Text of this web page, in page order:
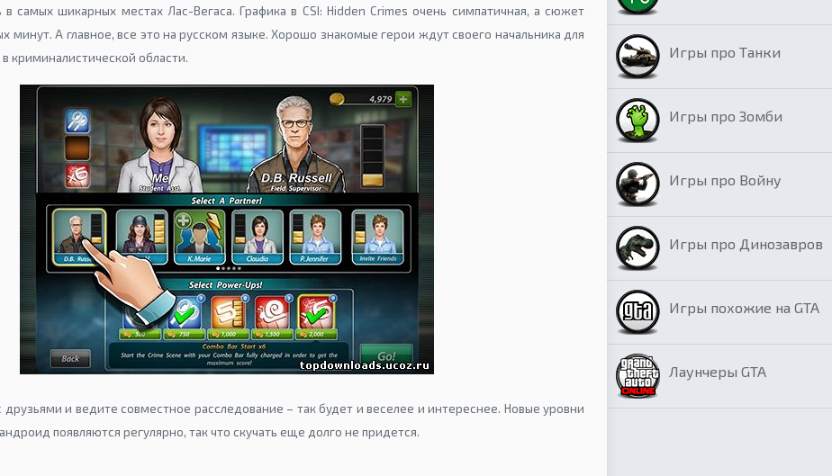
самых шикарных местах Лас-Вегаса. Графика в CSI: Hidden Crimes очень симпатичная, а сюжет
минут. А главное, все это на русском языке. Хорошо знакомые герои ждут своего начальника для
криминалистической области.
и ведите совместное расследование – так будет и веселее и интереснее. Новые уровни
появляются регулярно, так что скучать еще долго не придется.
Игры про Танки
Игры про Зомби
Игры про Войну
Игры про Динозавров
Игры похожие на GTA
Лаунчеры GTA